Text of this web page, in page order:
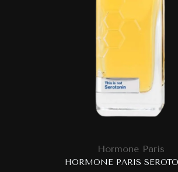
Hormone Paris
HORMONE PARIS